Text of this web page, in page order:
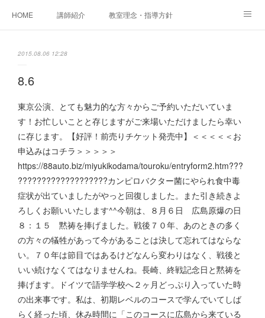
HOME 講師紹介 教室理念・指導方針
ご相談・体験レッスンお申し込み
アクセス 演奏スケジュール
2015.08.06 12:28
8.6
東京公演、とても魅力的な方々からご予約いただいていま
す！お忙しいことと存じますがご来場いただけましたら幸い
に存じます。【好評！前売りチケット発売中】＜＜＜＜＜お
申込みはコチラ＞＞＞＞＞
https://88auto.biz/miyukikodama/touroku/entryform2.htm???
???????????????????カンピロバクター菌にやられ食中毒
症状が出ていましたがやっと回復しました。また引き続きよ
ろしくお願いいたします^^今朝は、８月６日 広島原爆の日
８：１５ 黙祷を捧げました。戦後７０年、あのときの多く
の方々の犠牲があって今があることは決して忘れてはならな
い。７０年は節目ではあるけどなんら変わりはなく、戦後と
いい続けなくてはなりませんね。長崎、終戦記念日と黙祷を
捧げます。ドイツで語学学校へ２ヶ月どっぷり入っていた時
の出来事です。私は、初期レベルのコースで学んでいてしば
らく経った頃、休み時間に「このコースに広島から来ている